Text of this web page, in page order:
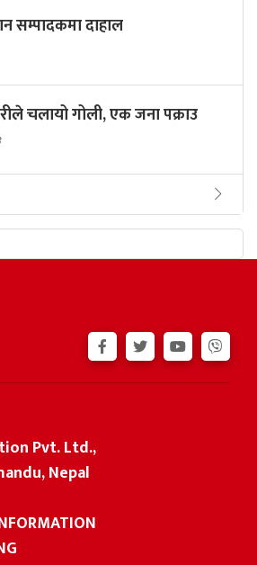
सम्पादकमा दाहाल
चलायो गोली, एक जना पक्राउ
Pvt. Ltd.,
Nepal